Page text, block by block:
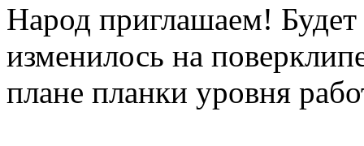
Народ приглашаем! Будет
изменилось на
плане планки уровня